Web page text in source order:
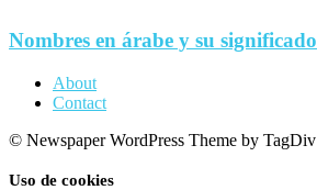
Nombres en árabe y su significado
About
Contact
© Newspaper WordPress Theme by TagDiv
Uso de cookies